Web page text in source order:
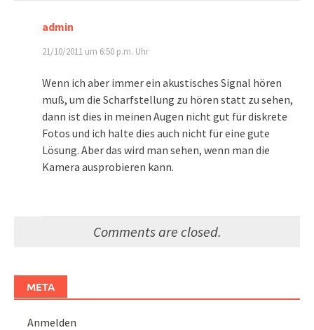
admin
21/10/2011 um 6:50 p.m. Uhr
Wenn ich aber immer ein akustisches Signal hören
muß, um die Scharfstellung zu hören statt zu sehen,
dann ist dies in meinen Augen nicht gut für diskrete
Fotos und ich halte dies auch nicht für eine gute
Lösung. Aber das wird man sehen, wenn man die
Kamera ausprobieren kann.
Comments are closed.
META
Anmelden